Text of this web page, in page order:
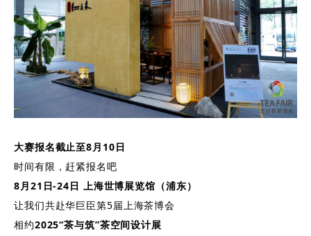
大赛报名截止至8月10日
时间有限，赶紧报名吧
8月21日-24日
上海世博展览馆（浦东）
让我们共赴华巨臣第5届上海茶博会
相约2025“茶与筑”茶空间设计展